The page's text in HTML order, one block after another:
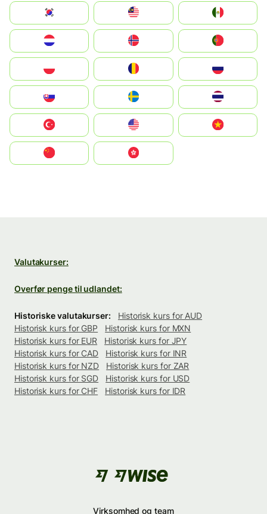
South Korea
United States
中國香港特別行政區
Valutakurser:
Overfør penge til udlandet:
Historiske valutakurser:
Historisk kurs for AUD
Historisk kurs for GBP
Historisk kurs for MXN
Historisk kurs for EUR
Historisk kurs for JPY
Historisk kurs for CAD
Historisk kurs for INR
Historisk kurs for NZD
Historisk kurs for ZAR
Historisk kurs for SGD
Historisk kurs for USD
Historisk kurs for CHF
Historisk kurs for IDR
Virksomhed og team